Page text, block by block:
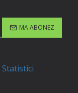
MA ABONEZ